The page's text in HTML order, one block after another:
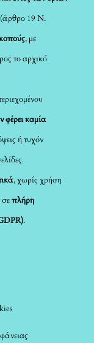
19 Ν.
, με
το αρχικό
φέρει καμία
ή τυχόν
, χωρίς χρήση
σεπλήρη
.